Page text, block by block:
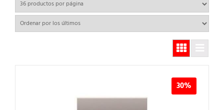
últimos
30%